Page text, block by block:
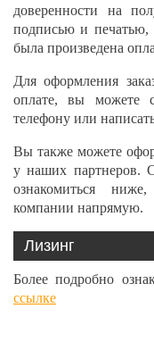
доверенности на
подписью и печатью,
была произведена
Для оформления
оплате, вы можете
телефону или
Вы также можете
у наших партнеров.
ознакомиться
компании напрямую.
Лизинг
Более подробно
ссылке